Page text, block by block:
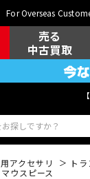
For Overseas
売る
中古買取
アクセサリ ト
ウスピース